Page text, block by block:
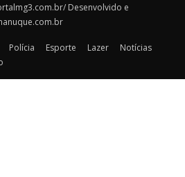
Desenvolvido e
Polícia Esporte Lazer
Notícias